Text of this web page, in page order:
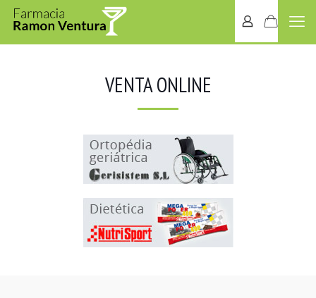
VENTA ONLINE